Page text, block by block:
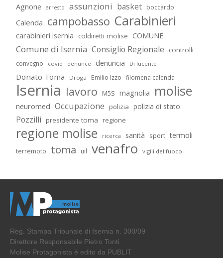
Agnone arresto assunzioni basket boccardo
Calenda campobasso Carabinieri
carabinieri isernia coldiretti molise COMUNE
Comune di Isernia Consiglio Regionale controlli
convegno covid denunce denuncia Di lucente
Donato Toma Droga Emilio Izzo filomena calenda
Isernia lavoro M5S magnolia molise
neuromed Occupazione polizia polizia di stato
Pozzilli presidente toma regione
regione molise ricerca sanità sport termoli
terremoto toma uil venafro vigili del fuoco
Reg. Stampa Tribunale di Isernia n. 300/09
Direttore Responsabile Pietro Tonti
Molise Protagonista è edito da PUBLIT